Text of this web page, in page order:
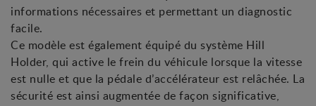
informations nécessaires et permettant un diagnostic
facile.
Ce modèle est également équipé du système Hill
Holder, qui active le frein du véhicule lorsque la vitesse
est nulle et que la pédale d’accélérateur est relâchée. La
sécurité est ainsi augmentée de façon significative,